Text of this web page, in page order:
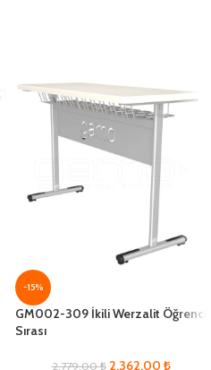
-15%
GM002-309 İkili Werzalit Öğrenci
Sırası
2.779,00₺ 2.362,00 ₺